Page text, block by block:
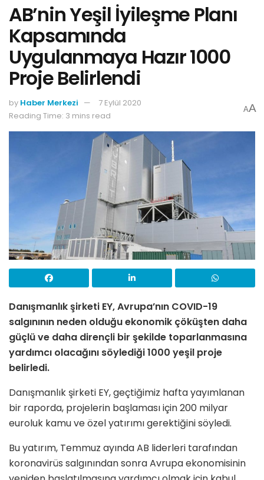
AB’nin Yeşil İyileşme Planı
Kapsamında
Uygulanmaya Hazır 1000
Proje Belirlendi
by Haber Merkezi
7 Eylül 2020
Reading Time: 3 mins read
AA
Danışmanlık şirketi EY, Avrupa’nın COVID-19
salgınının neden olduğu ekonomik çöküşten daha
güçlü ve daha dirençli bir şekilde toparlanmasına
yardımcı olacağını söylediği 1000 yeşil proje
belirledi.
Danışmanlık şirketi EY, geçtiğimiz hafta yayımlanan
bir raporda, projelerin başlaması için 200 milyar
euroluk kamu ve özel yatırımı gerektiğini söyledi.
Bu yatırım, Temmuz ayında AB liderleri tarafından
koronavirüs salgınından sonra Avrupa ekonomisinin